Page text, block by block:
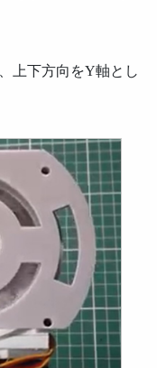
上下方向をY軸とし